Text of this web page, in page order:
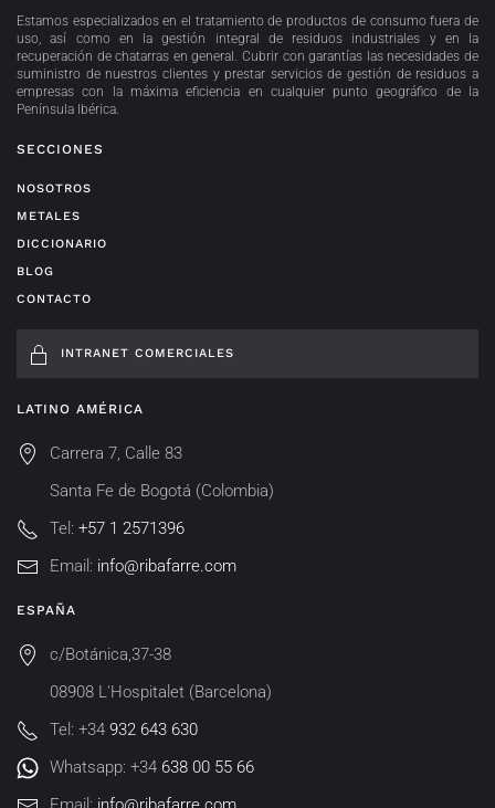
Estamos especializados en el tratamiento de productos de consumo fuera de
uso, así como en la gestión integral de residuos industriales y en la
recuperación de chatarras en general. Cubrir con garantías las necesidades de
suministro de nuestros clientes y prestar servicios de gestión de residuos a
empresas con la máxima eficiencia en cualquier punto geográfico de la
Península Ibérica.
SECCIONES
NOSOTROS
METALES
DICCIONARIO
BLOG
CONTACTO
INTRANET COMERCIALES
LATINO AMÉRICA
Carrera 7, Calle 83
Santa Fe de Bogotá (Colombia)
Tel: +57 1 2571396
Email: info@ribafarre.com
ESPAÑA
c/Botánica,37-38
08908 L'Hospitalet (Barcelona)
Tel: +34 932 643 630
Whatsapp: +34 638 00 55 66